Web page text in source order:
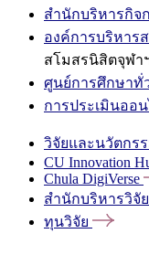
สำนักบริหารกิจ
องค์การบริหาร
สโมสรนิสิตจุฬา
ศูนย์การศึกษาทั่
การประเมินออ
วิจัยและนวัตกร
CU Innovation
Chula DigiVerse
สำนักบริหารวิจัย
ทุนวิจัย